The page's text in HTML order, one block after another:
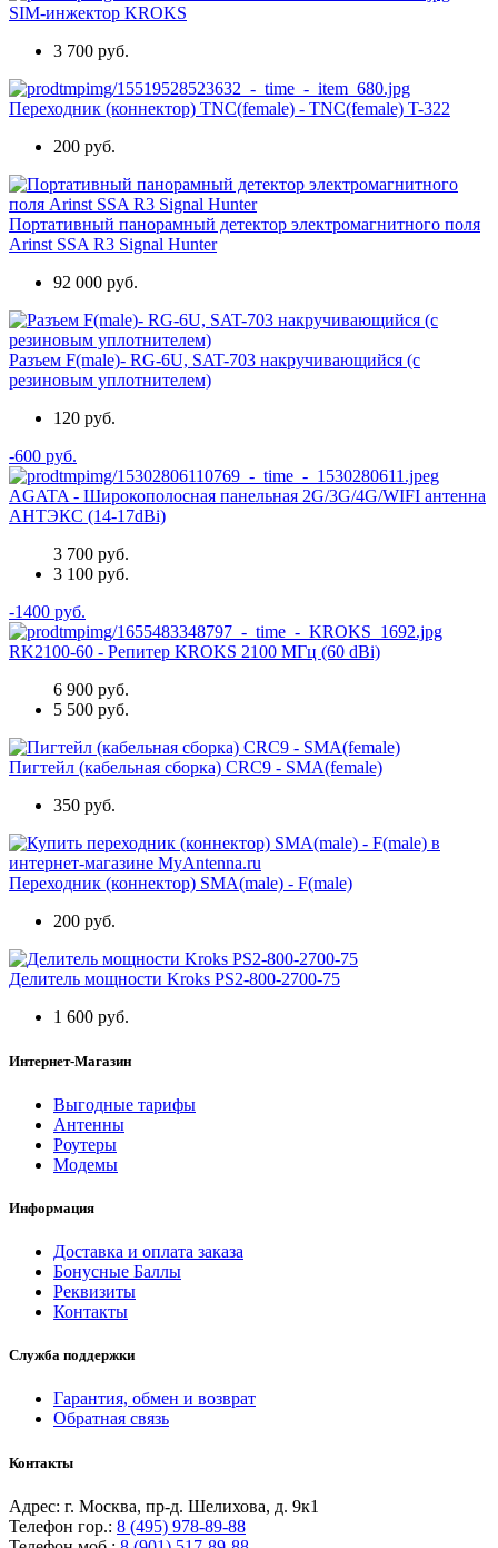
SIM-инжектор KROKS
3 700 руб.
Переходник (коннектор) TNC(female) - TNC(female) T-322
200 руб.
Портативный панорамный детектор электромагнитного поля
Arinst SSA R3 Signal Hunter
92 000 руб.
Разъем F(male)- RG-6U, SAT-703 накручивающийся (с
резиновым уплотнителем)
120 руб.
-600 руб.
AGATA - Широкополосная панельная 2G/3G/4G/WIFI антенна
АНТЭКС (14-17dBi)
3 700 руб.
3 100 руб.
-1400 руб.
RK2100-60 - Репитер KROKS 2100 МГц (60 dBi)
6 900 руб.
5 500 руб.
Пигтейл (кабельная сборка) CRC9 - SMA(female)
350 руб.
Переходник (коннектор) SMA(male) - F(male)
200 руб.
Делитель мощности Kroks PS2-800-2700-75
1 600 руб.
Интернет-Магазин
Выгодные тарифы
Антенны
Роутеры
Модемы
Информация
Доставка и оплата заказа
Бонусные Баллы
Реквизиты
Контакты
Служба поддержки
Гарантия, обмен и возврат
Обратная связь
Контакты
Адрес: г. Москва, пр-д. Шелихова, д. 9к1
Телефон гор.: 8 (495) 978-89-88